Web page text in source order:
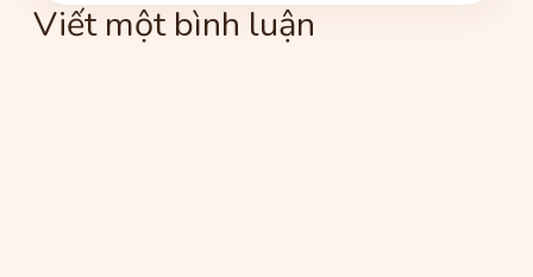
Viết một bình luận